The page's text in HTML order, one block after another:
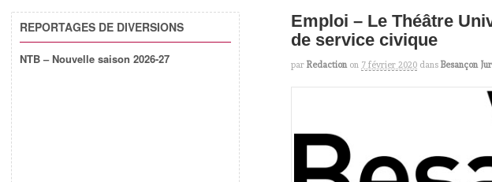
Emploi – Le Théâtre
de service civique
par Redaction on 7 février 2020 dans Besançon
REPORTAGES DE DIVERSIONS
NTB – Nouvelle saison 2026-27